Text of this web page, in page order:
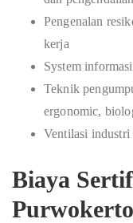
Pengenalan
kerja
System
Teknik
ergonomic,
Ventilasi industri
Biaya
Purwokerto